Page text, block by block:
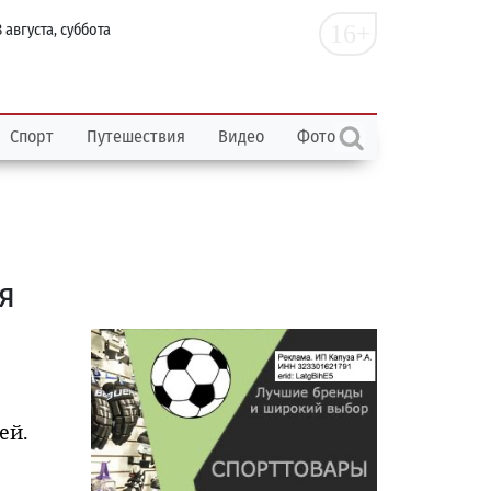
августа, суббота
Спорт Путешествия Видео Фото